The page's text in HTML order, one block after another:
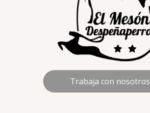
Trabaja con nosotros